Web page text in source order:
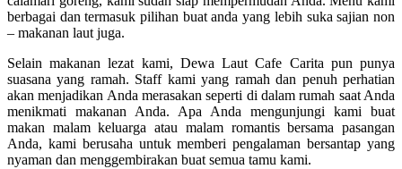
berbagai dan termasuk pilihan buat anda yang lebih suka sajian non
– makanan laut juga.
Selain makanan lezat kami, Dewa Laut Cafe Carita pun punya
suasana yang ramah. Staff kami yang ramah dan penuh perhatian
akan menjadikan Anda merasakan seperti di dalam rumah saat Anda
menikmati makanan Anda. Apa Anda mengunjungi kami buat
makan malam keluarga atau malam romantis bersama pasangan
Anda, kami berusaha untuk memberi pengalaman bersantap yang
nyaman dan menggembirakan buat semua tamu kami.